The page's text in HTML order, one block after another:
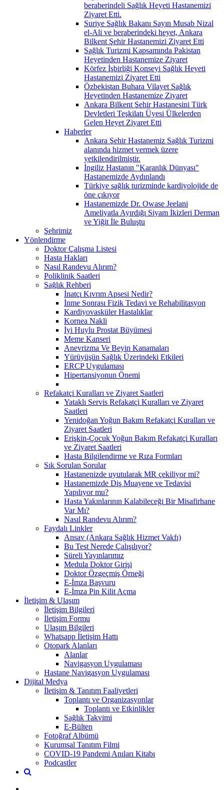
beraberindeli Sağlık Heyeti Hastanemizi
Ziyaret Etti.
Suriye Sağlık Bakanı Sayın Musab Nizal
el-Ali ve beraberindeki heyet, Ankara
Bilkent Şehir Hastanemizi Ziyaret Etti
Sağlık Turizmi Kapsamında Pakistan
Heyetinden Hastanemize Ziyaret
Körfez İşbirliği Konseyi Sağlık Heyeti
Hastanemizi Ziyaret Etti
Özbekistan Buhara Vilayet Sağlık
Heyetinden Hastanemize Ziyaret
Ankara Bilkent Şehir Hastanesini Türk
Devletleri Teşkilatı Üyesi Ülkelerden
Gelen Heyet Ziyaret Etti
Haberler
Ankara Şehir Hastanemiz Sağlık Turizmi
alanında hizmet vermek üzere
yetkilendirilmiştir.
İngiliz Hastanın "Karanlık Dünyası"
Hastanemizde Aydınlandı
Türkiye sağlık turizminde kardiyolojide de
öne çıkıyor
Hastanemizde Dr. Owase Jeelani
Ameliyatla Ayırdığı Siyam İkizleri Derman
ve Yiğit İle Buluştu
Şehrimiz
Yönlendirme
Doktor Çalışma Listesi
Hasta Hakları
Nasıl Randevu Alırım?
Poliklinik Saatleri
Sağlık Rehberi
İnatçı Kıvrım Apsesi Nedir?
İnme Sonrası Fizik Tedavi ve Rehabilitasyon
Kardiyovasküler Hastalıklar
Kornea Nakli
İyi Huylu Prostat Büyümesi
Meme Kanseri
Anevrizma Ve Beyin Kanamaları
Yürüyüşün Sağlık Üzerindeki Etkileri
ERCP Uygulaması
Hipertansiyonun Önemi
Refakatçi Kuralları ve Ziyaret Saatleri
Yataklı Servis Refakatçi Kuralları ve Ziyaret
Saatleri
Yenidoğan Yoğun Bakım Refakatçi Kuralları ve
Ziyaret Saatleri
Erişkin-Çocuk Yoğun Bakım Refakatçi Kuralları
ve Ziyaret Saatleri
Hasta Bilgilendirme ve Rıza Formları
Sık Sorulan Sorular
Hastanenizde uyutularak MR çekiliyor mi?
Hastanemizde Diş Muayene ve Tedavisi
Yapılıyor mu?
Hasta Yakınlarının Kalabileceği Bir Misafirhane
Var Mı?
Nasıl Randevu Alırım?
Faydalı Linkler
Ansav (Ankara Sağlık Hizmet Vakfı)
Bu Test Nerede Çalışılıyor?
Süreli Yayınlarımız
Medula Doktor Girişi
Doktor Özgeçmiş Örneği
E-İmza Başvuru
E-İmza Pin Kilit Açma
İletişim & Ulaşım
İletişim Bilgileri
İletişim Formu
Ulaşım Bilgileri
Whatsapp İletişim Hattı
Otopark Alanları
Alanlar
Navigasyon Uygulaması
Hastane Navigasyon Uygulaması
Dijital Medya
İletişim & Tanıtım Faaliyetleri
Toplantı ve Organizasyonlar
Toplantı ve Etkinlikler
Sağlık Takvimi
E-Bülten
Fotoğraf Albümü
Kurumsal Tanıtım Filmi
COVID-19 Pandemi Anıları Kitabı
Podcastler